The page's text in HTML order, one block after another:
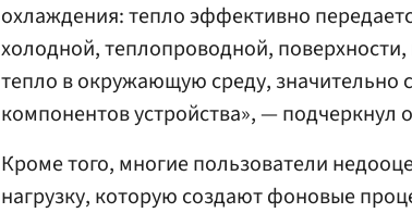
охлаждения: тепло эффективно
холодной, теплопроводной, поверхности,
тепло в окружающую среду, значительно
компонентов устройства», — подчеркнул
Кроме того, многие пользователи
нагрузку, которую создают фоновые